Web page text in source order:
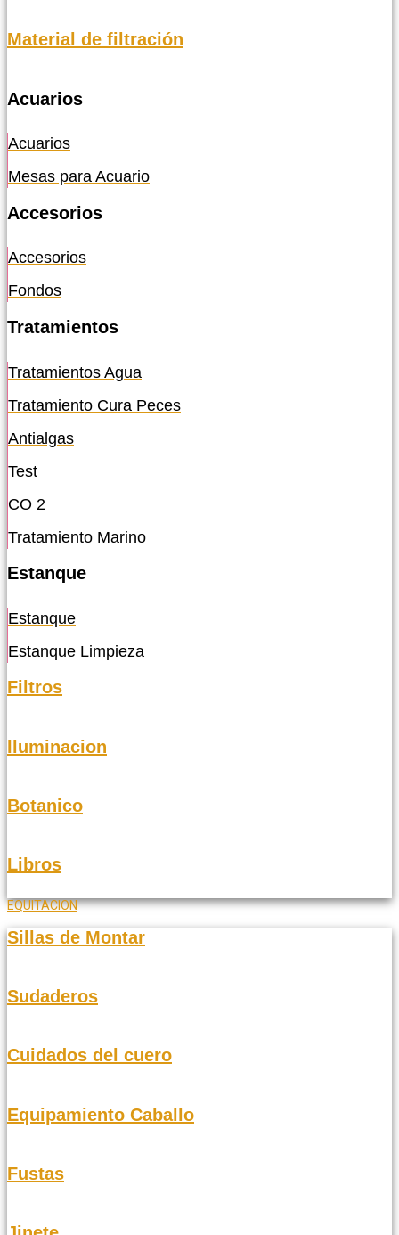
Material de filtración
Acuarios
Acuarios
Mesas para Acuario
Accesorios
Accesorios
Fondos
Tratamientos
Tratamientos Agua
Tratamiento Cura Peces
Antialgas
Test
CO 2
Tratamiento Marino
Estanque
Estanque
Estanque Limpieza
Filtros
Iluminacion
Botanico
Libros
EQUITACION
Sillas de Montar
Sudaderos
Cuidados del cuero
Equipamiento Caballo
Fustas